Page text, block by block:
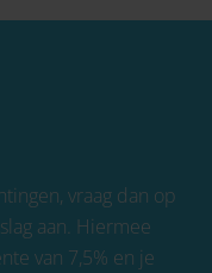
vraag dan op
aan. Hiermee
van 7,5% en je